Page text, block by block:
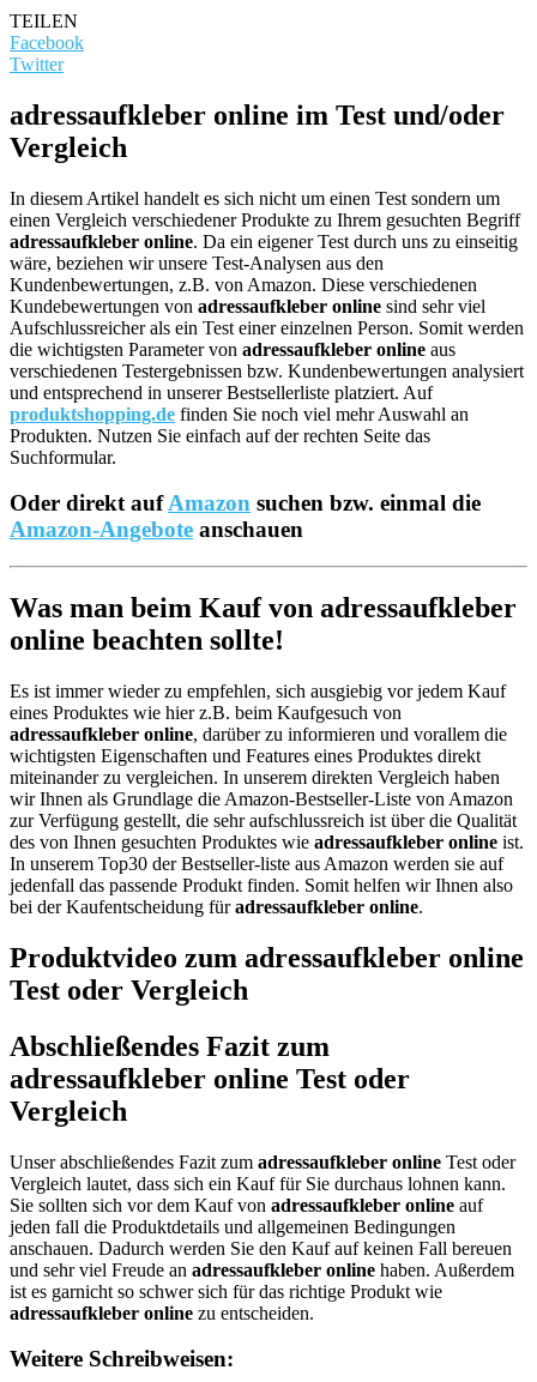
TEILEN
Facebook
Twitter
adressaufkleber online im Test und/oder
Vergleich
In diesem Artikel handelt es sich nicht um einen Test sondern um
einen Vergleich verschiedener Produkte zu Ihrem gesuchten Begriff
adressaufkleber online. Da ein eigener Test durch uns zu einseitig
wäre, beziehen wir unsere Test-Analysen aus den
Kundenbewertungen, z.B. von Amazon. Diese verschiedenen
Kundebewertungen von adressaufkleber online sind sehr viel
Aufschlussreicher als ein Test einer einzelnen Person. Somit werden
die wichtigsten Parameter von adressaufkleber online aus
verschiedenen Testergebnissen bzw. Kundenbewertungen analysiert
und entsprechend in unserer Bestsellerliste platziert. Auf
produktshopping.de finden Sie noch viel mehr Auswahl an
Produkten. Nutzen Sie einfach auf der rechten Seite das
Suchformular.
Oder direkt aufAmazon suchen bzw. einmal die
Amazon-Angebote anschauen
Was man beim Kauf von adressaufkleber
online beachten sollte!
Es ist immer wieder zu empfehlen, sich ausgiebig vor jedem Kauf
eines Produktes wie hier z.B. beim Kaufgesuch von
adressaufkleber online, darüber zu informieren und vorallem die
wichtigsten Eigenschaften und Features eines Produktes direkt
miteinander zu vergleichen. In unserem direkten Vergleich haben
wir Ihnen als Grundlage die Amazon-Bestseller-Liste von Amazon
zur Verfügung gestellt, die sehr aufschlussreich ist über die Qualität
des von Ihnen gesuchten Produktes wie adressaufkleber online ist.
In unserem Top30 der Bestseller-liste aus Amazon werden sie auf
jedenfall das passende Produkt finden. Somit helfen wir Ihnen also
bei der Kaufentscheidung füradressaufkleber online.
Produktvideo zum adressaufkleber online
Test oder Vergleich
Abschließendes Fazit zum
adressaufkleber online Test oder
Vergleich
Unser abschließendes Fazit zum adressaufkleber online Test oder
Vergleich lautet, dass sich ein Kauf für Sie durchaus lohnen kann.
Sie sollten sich vor dem Kauf von adressaufkleber online auf
jeden fall die Produktdetails und allgemeinen Bedingungen
anschauen. Dadurch werden Sie den Kauf auf keinen Fall bereuen
und sehr viel Freude an adressaufkleber online haben. Außerdem
ist es garnicht so schwer sich für das richtige Produkt wie
adressaufkleber online zu entscheiden.
Weitere Schreibweisen: